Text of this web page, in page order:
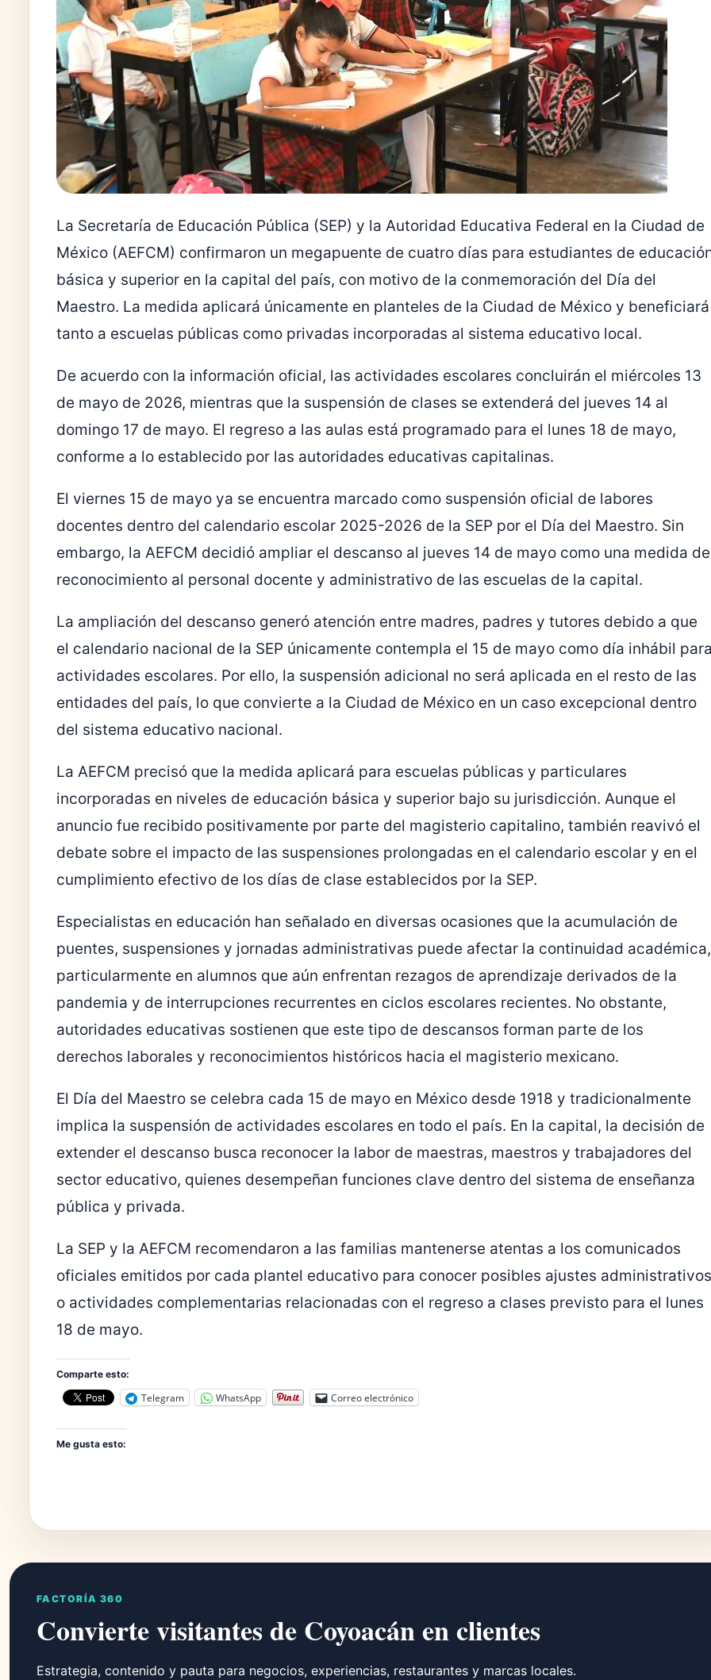
La Secretaría de Educación Pública (SEP) y la Autoridad Educativa Federal en la Ciudad de
México (AEFCM) confirmaron un megapuente de cuatro días para estudiantes de
básica y superior en la capital del país, con motivo de la conmemoración del Día del
Maestro. La medida aplicará únicamente en planteles de la Ciudad de México y beneficiará
tanto a escuelas públicas como privadas incorporadas al sistema educativo local.
De acuerdo con la información oficial, las actividades escolares concluirán el miércoles 13
de mayo de 2026, mientras que la suspensión de clases se extenderá del jueves 14 al
domingo 17 de mayo. El regreso a las aulas está programado para el lunes 18 de mayo,
conforme a lo establecido por las autoridades educativas capitalinas.
El viernes 15 de mayo ya se encuentra marcado como suspensión oficial de labores
docentes dentro del calendario escolar 2025-2026 de la SEP por el Día del Maestro. Sin
embargo, la AEFCM decidió ampliar el descanso al jueves 14 de mayo como una medida de
reconocimiento al personal docente y administrativo de las escuelas de la capital.
La ampliación del descanso generó atención entre madres, padres y tutores debido a que
el calendario nacional de la SEP únicamente contempla el 15 de mayo como día inhábil
actividades escolares. Por ello, la suspensión adicional no será aplicada en el resto de las
entidades del país, lo que convierte a la Ciudad de México en un caso excepcional dentro
del sistema educativo nacional.
La AEFCM precisó que la medida aplicará para escuelas públicas y particulares
incorporadas en niveles de educación básica y superior bajo su jurisdicción. Aunque el
anuncio fue recibido positivamente por parte del magisterio capitalino, también reavivó el
debate sobre el impacto de las suspensiones prolongadas en el calendario escolar y en el
cumplimiento efectivo de los días de clase establecidos por la SEP.
Especialistas en educación han señalado en diversas ocasiones que la acumulación de
puentes, suspensiones y jornadas administrativas puede afectar la continuidad académica,
particularmente en alumnos que aún enfrentan rezagos de aprendizaje derivados de la
pandemia y de interrupciones recurrentes en ciclos escolares recientes. No obstante,
autoridades educativas sostienen que este tipo de descansos forman parte de los
derechos laborales y reconocimientos históricos hacia el magisterio mexicano.
El Día del Maestro se celebra cada 15 de mayo en México desde 1918 y tradicionalmente
implica la suspensión de actividades escolares en todo el país. En la capital, la decisión de
extender el descanso busca reconocer la labor de maestras, maestros y trabajadores del
sector educativo, quienes desempeñan funciones clave dentro del sistema de enseñanza
pública y privada.
La SEP y la AEFCM recomendaron a las familias mantenerse atentas a los comunicados
oficiales emitidos por cada plantel educativo para conocer posibles ajustes administrativos
o actividades complementarias relacionadas con el regreso a clases previsto para el lunes
18 de mayo.
Comparte esto:
Telegram WhatsApp Correo electrónico
Me gusta esto:
FACTORÍA 360
Convierte visitantes de Coyoacán en clientes
Estrategia, contenido y pauta para negocios, experiencias, restaurantes y marcas locales.